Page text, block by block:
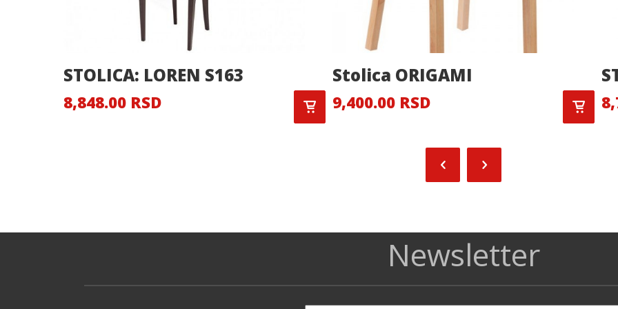
STOLICA: LOREN S163
8,848.00 RSD
Stolica ORIGAMI
9,400.00 RSD
Newsletter